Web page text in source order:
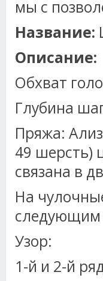
мы с
Название:
Описание:
Обхват
Глубина
Пряжа:
49 шерсть)
связана в
На
следующим
Узор:
1-й и 2-й